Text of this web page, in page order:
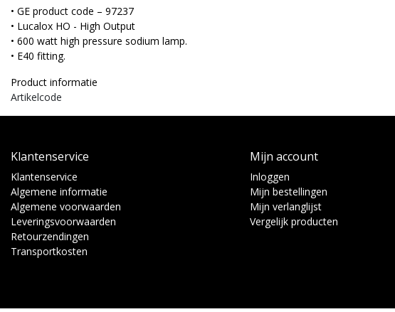
• GE product code – 97237
• Lucalox HO - High Output
• 600 watt high pressure sodium lamp.
• E40 fitting.
Product informatie
Artikelcode
Klantenservice
Klantenservice
Algemene informatie
Algemene voorwaarden
Leveringsvoorwaarden
Retourzendingen
Transportkosten
Mijn account
Inloggen
Mijn bestellingen
Mijn verlanglijst
Vergelijk producten